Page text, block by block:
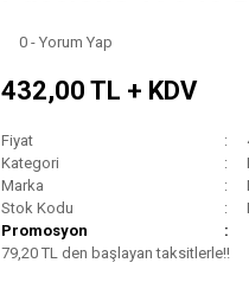
0 - Yorum Yap
432,00 TL + KDV
Fiyat
Kategori
Marka
Stok Kodu
Promosyon
79,20 TL den başlayan taksitlerle!!